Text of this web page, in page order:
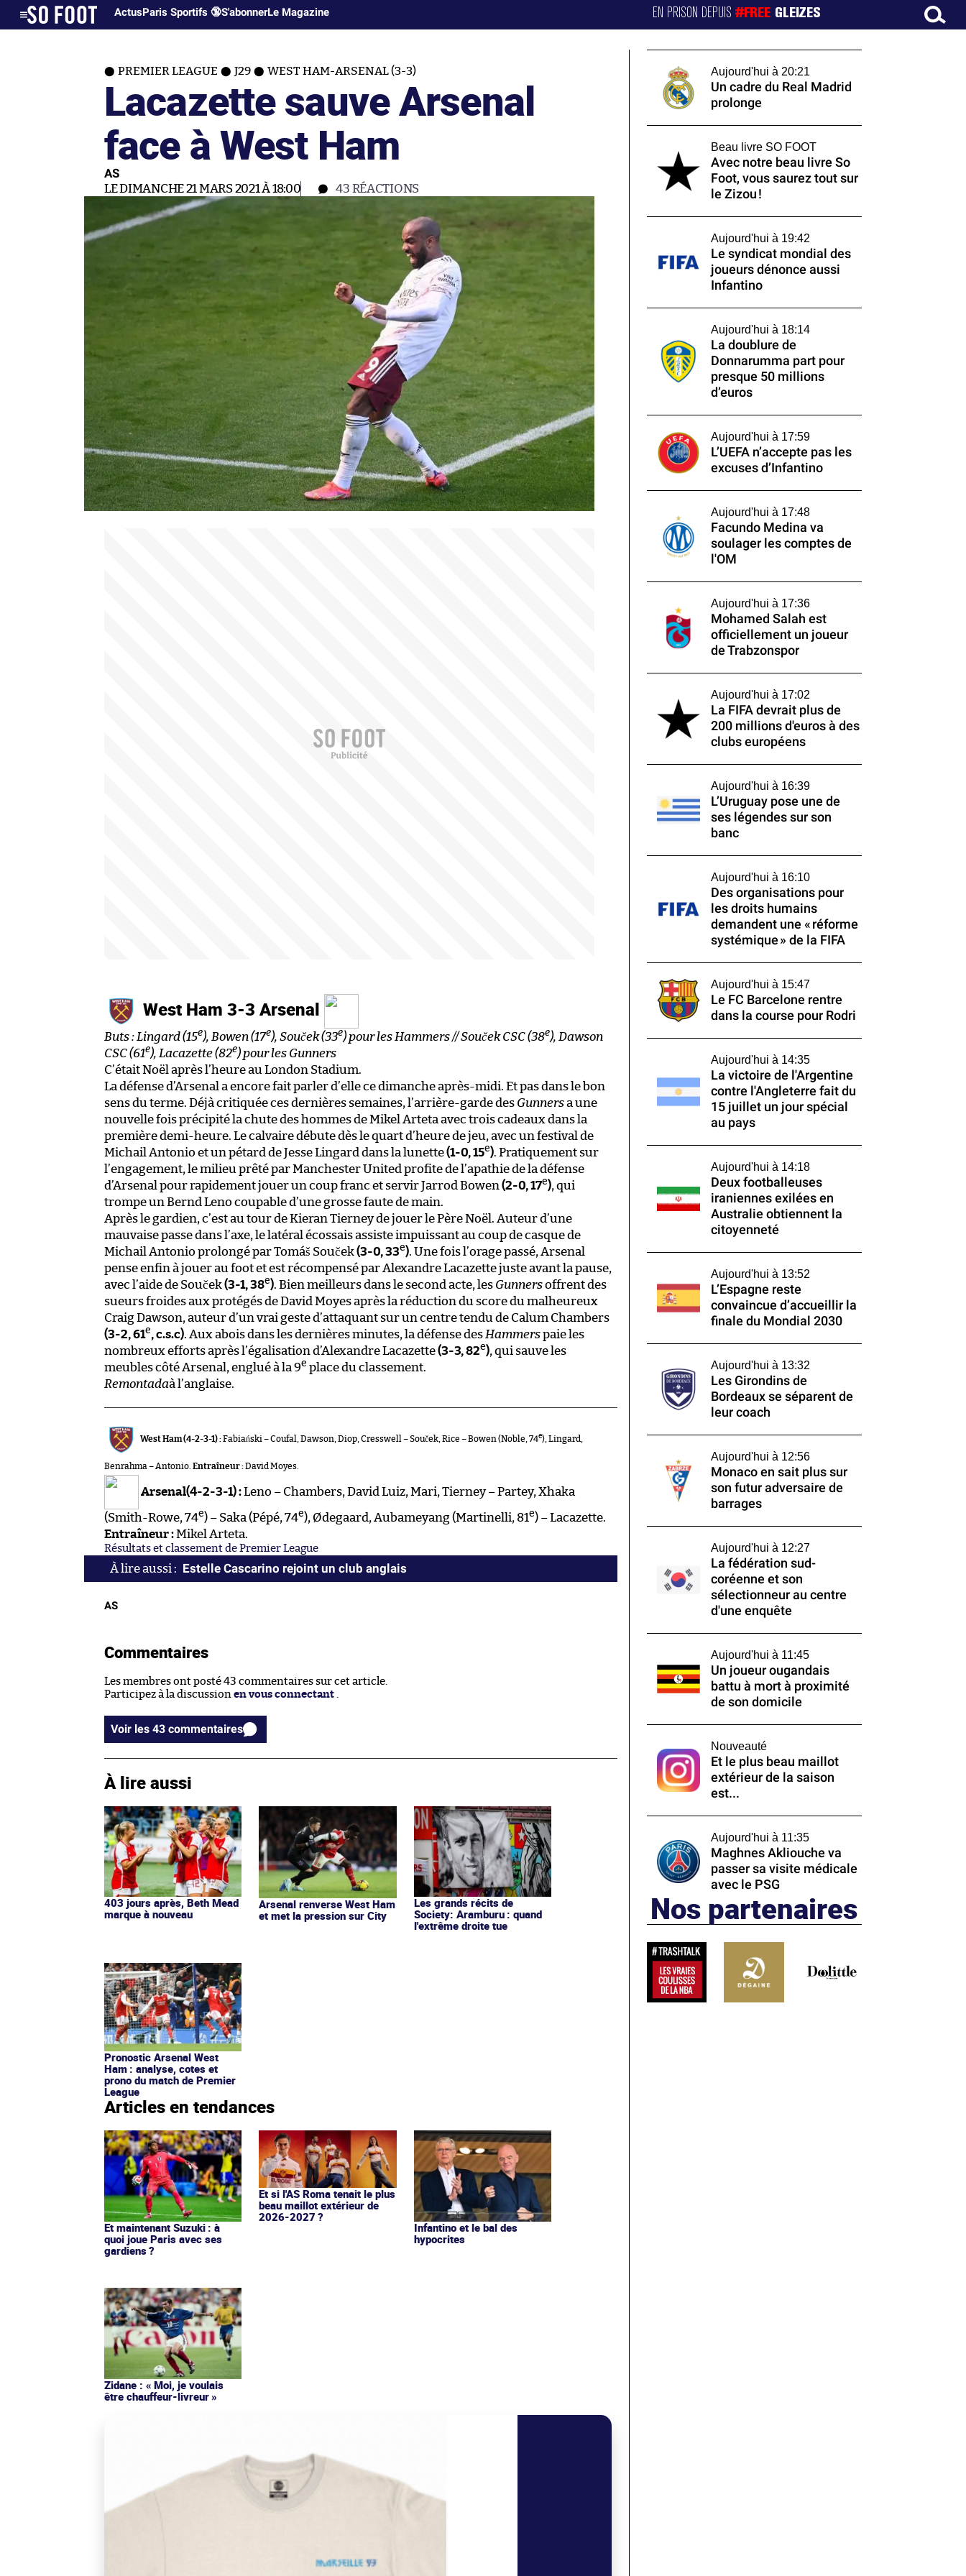
ActusParis Sportifs 🔞S'abonnerLe Magazine EN PRISON DEPUIS#FREE GLEIZES
PREMIER LEAGUE J29 WEST HAM-ARSENAL (3-3)
Lacazette sauve Arsenal
face à West Ham
AS
LE DIMANCHE 21 MARS 2021 À 18:00 43 RÉACTIONS
West Ham 3-3 Arsenal
Buts : Lingard (15e), Bowen (17e), Souček (33e) pour les Hammers // Souček CSC (38e), Dawson
CSC (61e), Lacazette (82e) pour les Gunners
C’était Noël après l’heure au London Stadium.
La défense d’Arsenal a encore fait parler d’elle ce dimanche après-midi. Et pas dans le bon
sens du terme. Déjà critiquée ces dernières semaines, l’arrière-garde des Gunnersa une
nouvelle fois précipité la chute des hommes de Mikel Arteta avec trois cadeaux dans la
première demi-heure. Le calvaire débute dès le quart d’heure de jeu, avec un festival de
Michail Antonio et un pétard de Jesse Lingard dans la lunette(1-0, 15e). Pratiquement sur
l’engagement, le milieu prêté par Manchester United profite de l’apathie de la défense
d’Arsenal pour rapidement jouer un coup franc et servir Jarrod Bowen (2-0, 17e), qui
trompe un Bernd Leno coupable d’une grosse faute de main.
Après le gardien, c’est au tour de Kieran Tierney de jouer le Père Noël. Auteur d’une
mauvaise passe dans l’axe, le latéral écossais assiste impuissant au coup de casque de
Michail Antonio prolongé par Tomáš Souček(3-0, 33e). Une fois l’orage passé, Arsenal
pense enfin à jouer au foot et est récompensé par Alexandre Lacazette juste avant la pause,
avec l’aide de Souček(3-1, 38e). Bien meilleurs dans le second acte, les Gunnersoffrent des
sueurs froides aux protégés de David Moyes après la réduction du score du malheureux
Craig Dawson, auteur d’un vrai geste d’attaquant sur un centre tendu de Calum Chambers
(3-2, 61e, c.s.c). Aux abois dans les dernières minutes, la défense des Hammerspaie les
nombreux efforts après l’égalisation d’Alexandre Lacazette(3-3, 82e), qui sauve les
meubles côté Arsenal, englué à la 9e place du classement.
Remontadaà l’anglaise.
West Ham (4-2-3-1) :Fabiański – Coufal, Dawson, Diop, Cresswell – Souček, Rice – Bowen (Noble, 74e), Lingard,
Benrahma – Antonio. Entraîneur :David Moyes.
Arsenal(4-2-3-1) :Leno – Chambers, David Luiz, Mari, Tierney – Partey, Xhaka
(Smith-Rowe, 74e) – Saka (Pépé, 74e), Ødegaard, Aubameyang (Martinelli, 81e) – Lacazette.
Entraîneur :Mikel Arteta.
Résultats et classement de Premier League
Estelle Cascarino rejoint un club anglais
AS
Commentaires
Les membres ont posté 43 commentaires sur cet article.
Participez à la discussion en vous connectant
Voir les 43 commentaires
À lire aussi
403 jours après, Beth Mead
marque à nouveau
Arsenal renverse West Ham
et met la pression sur City
Les grands récits de
Society: Aramburu : quand
l'extrême droite tue
Pronostic Arsenal West
Ham : analyse, cotes et
prono du match de Premier
League
Articles en tendances
Et maintenant Suzuki : à
quoi joue Paris avec ses
gardiens ?
Et si l'AS Roma tenait le plus
beau maillot extérieur de
2026-2027 ?
Infantino et le bal des
hypocrites
Zidane : « Moi, je voulais
être chauffeur-livreur »
Aujourd'hui à 20:21
Un cadre du Real Madrid
prolonge
Beau livre SO FOOT
Avec notre beau livre So
Foot, vous saurez tout sur
le Zizou !
Aujourd'hui à 19:42
Le syndicat mondial des
joueurs dénonce aussi
Infantino
Aujourd'hui à 18:14
La doublure de
Donnarumma part pour
presque 50 millions
d’euros
Aujourd'hui à 17:59
L’UEFA n’accepte pas les
excuses d’Infantino
Aujourd'hui à 17:48
Facundo Medina va
soulager les comptes de
l'OM
Aujourd'hui à 17:36
Mohamed Salah est
officiellement un joueur
de Trabzonspor
Aujourd'hui à 17:02
La FIFA devrait plus de
200 millions d'euros à des
clubs européens
Aujourd'hui à 16:39
L’Uruguay pose une de
ses légendes sur son
banc
Aujourd'hui à 16:10
Des organisations pour
les droits humains
demandent une « réforme
systémique » de la FIFA
Aujourd'hui à 15:47
Le FC Barcelone rentre
dans la course pour Rodri
Aujourd'hui à 14:35
La victoire de l'Argentine
contre l'Angleterre fait du
15 juillet un jour spécial
au pays
Aujourd'hui à 14:18
Deux footballeuses
iraniennes exilées en
Australie obtiennent la
citoyenneté
Aujourd'hui à 13:52
L’Espagne reste
convaincue d’accueillir la
finale du Mondial 2030
Aujourd'hui à 13:32
Les Girondins de
Bordeaux se séparent de
leur coach
Aujourd'hui à 12:56
Monaco en sait plus sur
son futur adversaire de
barrages
Aujourd'hui à 12:27
La fédération sud-
coréenne et son
sélectionneur au centre
d'une enquête
Aujourd'hui à 11:45
Un joueur ougandais
battu à mort à proximité
de son domicile
Nouveauté
Et le plus beau maillot
extérieur de la saison
est...
Aujourd'hui à 11:35
Maghnes Akliouche va
passer sa visite médicale
avec le PSG
Nos partenaires